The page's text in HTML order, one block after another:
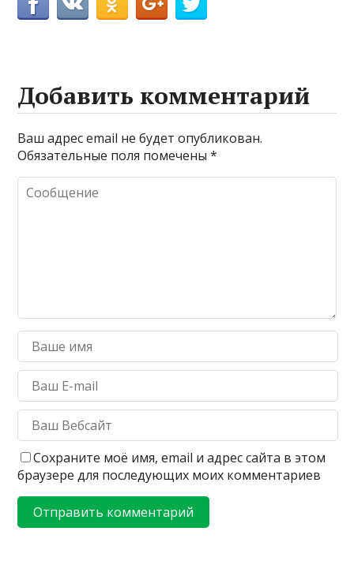
Добавить комментарий
Ваш адрес email не будет опубликован.
Обязательные поля помечены*
Сохраните моё имя, email и адрес сайта в этом
браузере для последующих моих комментариев